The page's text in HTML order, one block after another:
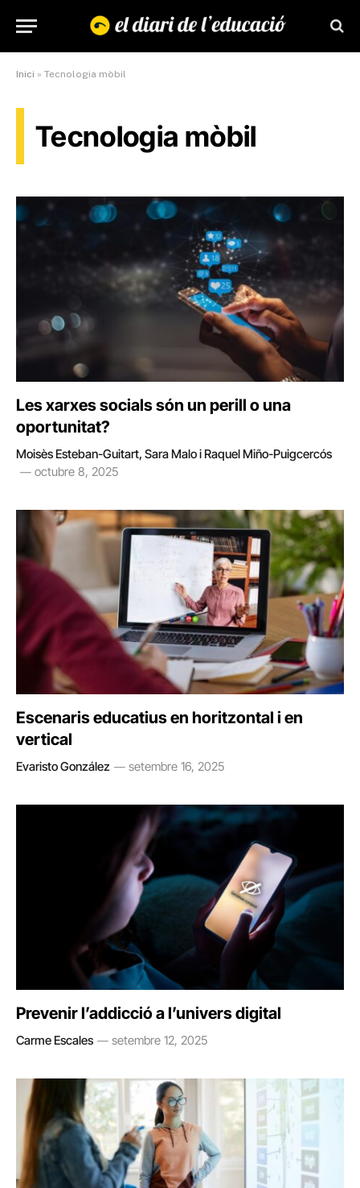
Inici » Tecnologia mòbil
Tecnologia mòbil
Les xarxes socials són un perill o una
oportunitat?
Moisès Esteban-Guitart, Sara Malo i Raquel Miño-Puigcercós
octubre 8, 2025
Escenaris educatius en horitzontal i en
vertical
Evaristo González setembre 16, 2025
Prevenir l’addicció a l’univers digital
Carme Escales setembre 12, 2025